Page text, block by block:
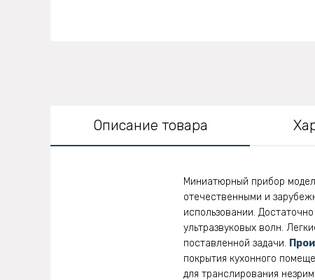
Описание товара
Миниатюрный прибор
отечественными и
использовании.
ультразвуковых волн.
поставленной задачи.
покрытия кухонного
для транслирования